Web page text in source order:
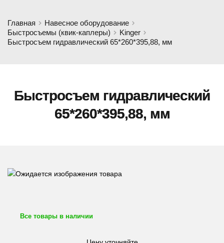
Главная
Навесное оборудование
Быстросъемы (квик-каплеры)
Kinger
Быстросъем гидравлический 65*260*395,88, мм
Быстросъем гидравлический
65*260*395,88, мм
Все товары в наличии